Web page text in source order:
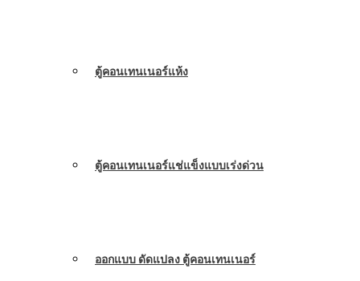
ตู้คอนเทนเนอร์แห้ง
ตู้คอนเทนเนอร์แช่แข็งแบบเร่งด่วน
ออกแบบ ดัดแปลง ตู้คอนเทนเนอร์